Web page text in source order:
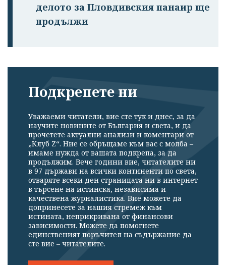
делото за Пловдивския панаир ще
продължи
Подкрепете ни
Уважаеми читатели, вие сте тук и днес, за да
научите новините от България и света, и да
прочетете актуални анализи и коментари от
„Клуб Z“. Ние се обръщаме към вас с молба –
имаме нужда от вашата подкрепа, за да
продължим. Вече години вие, читателите ни
в 97 държави на всички континенти по света,
отваряте всеки ден страницата ни в интернет
в търсене на истинска, независима и
качествена журналистика. Вие можете да
допринесете за нашия стремеж към
истината, неприкривана от финансови
зависимости. Можете да помогнете
единственият поръчител на съдържание да
сте вие – читателите.